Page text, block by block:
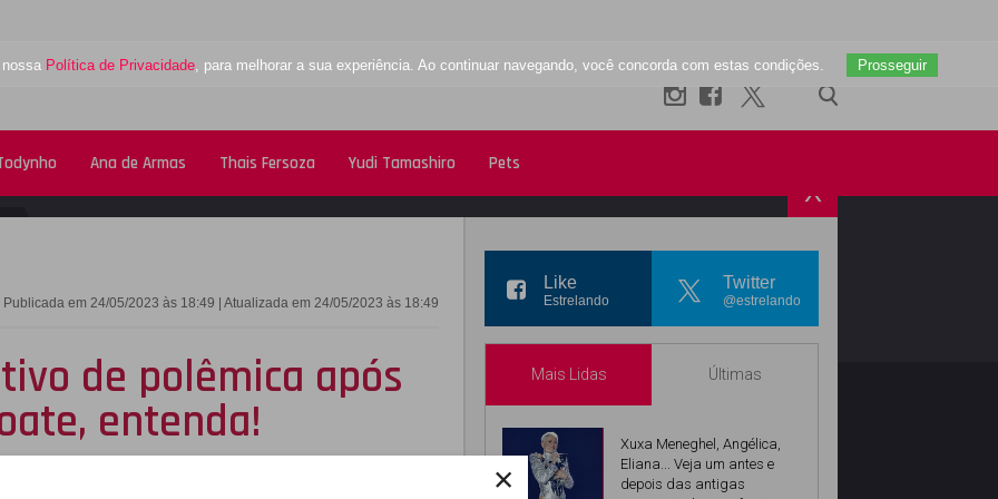
×
Política de Privacidade, para melhorar a sua experiência. Ao continuar navegando, você concorda com estas condições. Prosseguir
Ana de Armas Thais Fersoza Yudi Tamashiro Pets
X
Publicada em 24/05/2023 às 18:49 | Atualizada em 24/05/2023 às 18:49
de polêmica após
entenda!
comportassem enquanto ele e Rihanna
Like
Estrelando
Twitter
@estrelando
Mais Lidas Últimas
Xuxa Meneghel, Angélica,
Eliana... Veja um antes e
depois das antigas
INSTAGRAM